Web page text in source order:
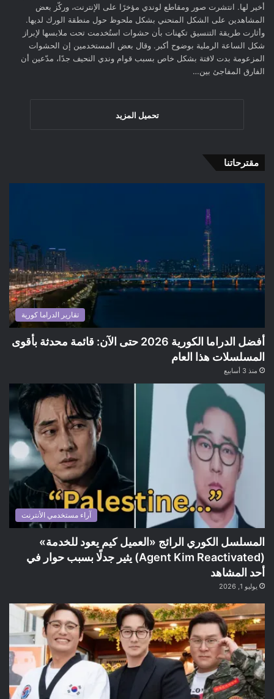
أخير لها. انتشرت صور ومقاطع لوندي مؤخرًا على الإنترنت، وركّز بعض
المشاهدين على الشكل المنحني بشكل ملحوظ حول منطقة الورك لديها.
وأثارت طريقة التنسيق تكهنات بأن حشوات استُخدمت تحت ملابسها لإبراز
شكل الساعة الرملية بوضوح أكبر. وقال بعض المستخدمين إن الحشوات
المزعومة بدت لافتة بشكل خاص بسبب قوام وندي النحيف جدًا، مدّعين أن
الفارق المفاجئ بين…
تحميل المزيد
مقترحاتنا
تقارير الدراما كورية
أفضل الدراما الكورية 2026 حتى الآن: قائمة محدثة بأقوى
المسلسلات هذا العام
منذ 3 أسابيع
آراء مستخدمي الأنترنت
المسلسل الكوري الرائج «العميل كيم يعود للخدمة»
(Agent Kim Reactivated) يثير جدلًا بسبب حوار في
أحد المشاهد
يوليو 1, 2026